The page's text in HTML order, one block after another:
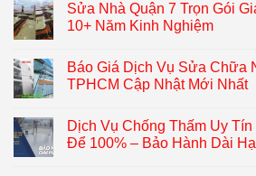
Sửa Nhà Quận 7 Trọn Gói
10+ Năm Kinh Nghiệm
Báo Giá Dịch Vụ Sửa Chữa
TPHCM Cập Nhật Mới Nhất
Dịch Vụ Chống Thấm Uy
Để 100% – Bảo Hành Dài